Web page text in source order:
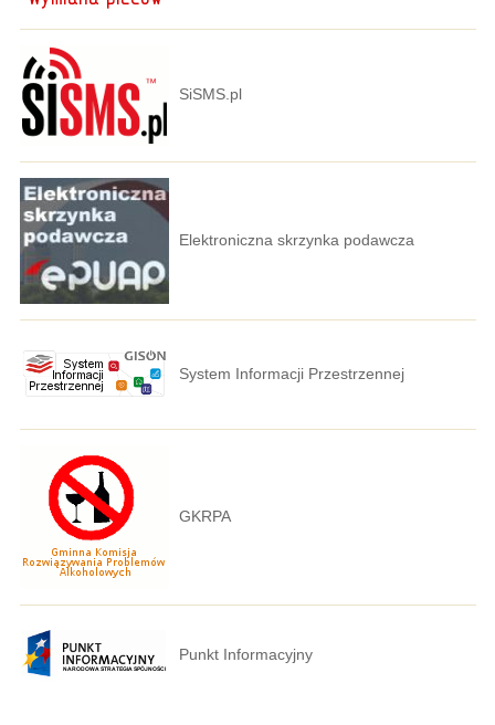
SiSMS.pl
Elektroniczna skrzynka podawcza
System Informacji Przestrzennej
GKRPA
Punkt Informacyjny